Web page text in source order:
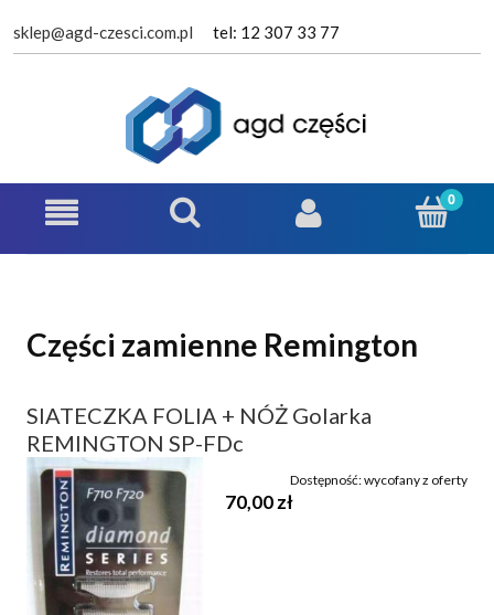
sklep@agd-czesci.com.pl tel: 12 307 33 77
Części zamienne Remington
SIATECZKA FOLIA + NÓŻ Golarka
REMINGTON SP-FDc
Dostępność:wycofany z oferty
70,00 zł